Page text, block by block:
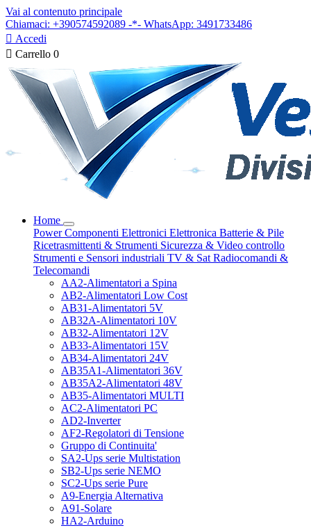
Vai al contenuto principale
Chiamaci: +390574592089 -*- WhatsApp: 3491733486
 Accedi
 Carrello 0
Home
PowerComponenti Elettronici Elettronica Batterie & Pile
Ricetrasmittenti & Strumenti Sicurezza & Video controllo
Strumenti e Sensori industriali TV & Sat Radiocomandi &
Telecomandi
AA2-Alimentatori a Spina
AB2-Alimentatori Low Cost
AB31-Alimentatori 5V
AB32A-Alimentatori 10V
AB32-Alimentatori 12V
AB33-Alimentatori 15V
AB34-Alimentatori 24V
AB35A1-Alimentatori 36V
AB35A2-Alimentatori 48V
AB35-Alimentatori MULTI
AC2-Alimentatori PC
AD2-Inverter
AF2-Regolatori di Tensione
Gruppo di Continuita'
SA2-Ups serie Multistation
SB2-Ups serie NEMO
SC2-Ups serie Pure
A9-Energia Alternativa
A91-Solare
HA2-Arduino